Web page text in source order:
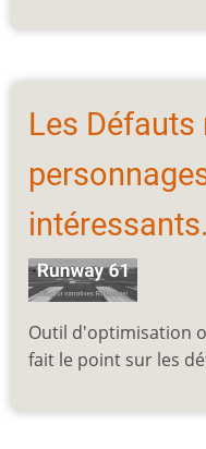
Les Défauts
Outil d'optimisation
fait le point sur les